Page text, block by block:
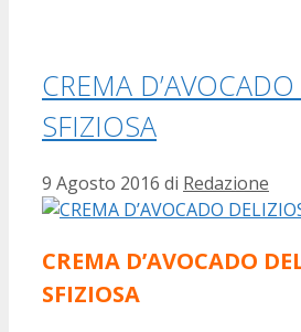
CREMA
SFIZIOSA
9 Agosto 2016 di Redazione
CREMA D’AVOCADO
SFIZIOSA